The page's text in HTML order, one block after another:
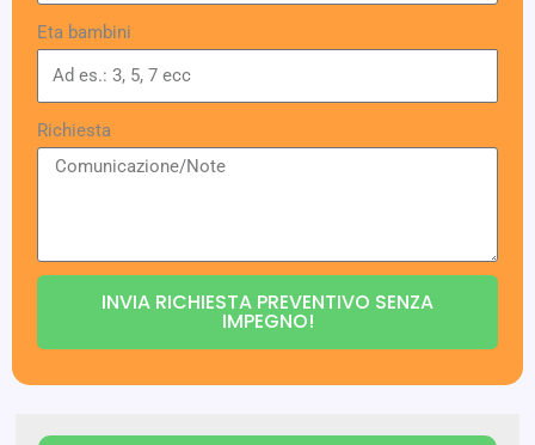
Eta bambini
Richiesta
INVIA RICHIESTA PREVENTIVO SENZA
IMPEGNO!